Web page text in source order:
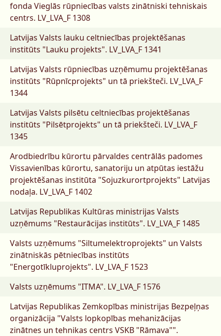
fonda Vieglās rūpniecības valsts zinātniski tehniskais
centrs. LV_LVA_F 1308
Latvijas Valsts lauku celtniecības projektēšanas
institūts "Lauku projekts". LV_LVA_F 1341
Latvijas Valsts rūpniecības uzņēmumu projektēšanas
institūts "Rūpnīcprojekts" un tā priekšteči. LV_LVA_F
1344
Latvijas Valsts pilsētu celtniecības projektēšanas
institūts "Pilsētprojekts" un tā priekšteči. LV_LVA_F
1345
Arodbiedrību kūrortu pārvaldes centrālās padomes
Vissavienības kūrortu, sanatoriju un atpūtas iestāžu
projektēšanas institūta "Sojuzkurortprojekts" Latvijas
nodaļa. LV_LVA_F 1402
Latvijas Republikas Kultūras ministrijas Valsts
uzņēmums "Restaurācijas institūts". LV_LVA_F 1485
Valsts uzņēmums "Siltumelektroprojekts" un Valsts
zinātniskās pētniecības institūts
"Energotīkluprojekts". LV_LVA_F 1523
Valsts uzņēmums "ITMA". LV_LVA_F 1576
Latvijas Republikas Zemkopības ministrijas Bezpeļņas
organizācija "Valsts lopkopības mehanizācijas
zinātnes un tehnikas centrs VSKB "Rāmava"".